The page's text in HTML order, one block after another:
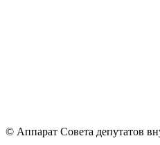
© Аппарат Совета депутатов